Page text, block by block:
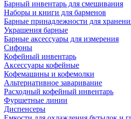
Барный инвентарь для смешивания
Наборы и книги для барменов
Барные принадлежности для
Украшения барные
Барные аксессуары для измерения
Сифоны
Кофейный инвентарь
Аксессуары кофейные
Кофемашины и кофемолки
Альтернативное заваривание
Расходный кофейный инвентарь
Фуршетные линии
Диспенсеры